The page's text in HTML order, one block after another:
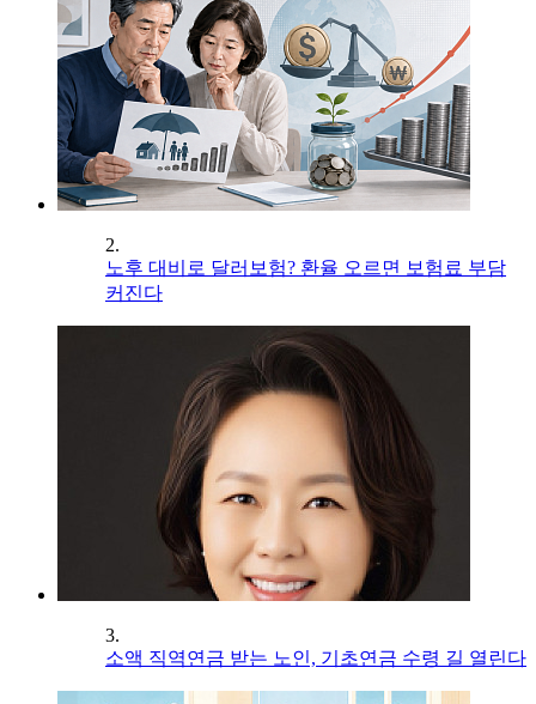
2.
노후 대비로 달러보험? 환율 오르면 보험료 부담
커진다
3.
소액 직역연금 받는 노인, 기초연금 수령 길 열린다